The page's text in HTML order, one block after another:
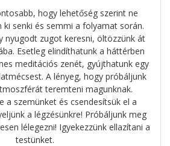
hogy lehetőség szerint ne
ki senki és semmi a folyamat során.
nyugodt zugot keresni, öltözzünk át
Esetleg elindíthatunk a háttérben
meditációs zenét, gyújthatunk egy
A lényeg, hogy próbáljunk
teremteni magunknak.
a szemünket és csendesítsük el a
a légzésünkre! Próbáljunk meg
lélegezni! Igyekezzünk ellazítani a
testünket.